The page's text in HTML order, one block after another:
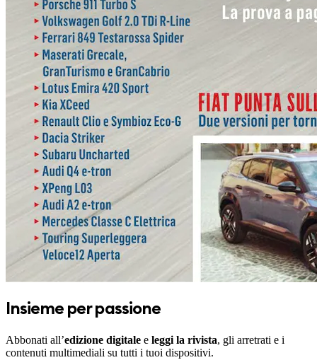
Insieme per passione
Abbonati all’edizione digitale e leggi la rivista, gli arretrati e i
contenuti multimediali su tutti i tuoi dispositivi.